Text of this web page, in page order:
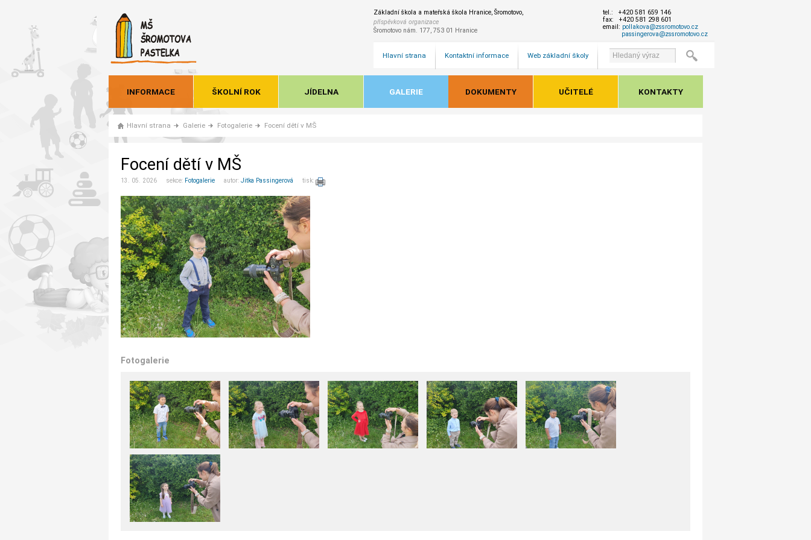
Základní škola a mateřská škola Hranice, Šromotovo,
příspěvková organizace
Šromotovo nám. 177, 753 01 Hranice
tel.: +420 581 659 146
fax: +420 581 298 601
email: pollakova@zssromotovo.cz
passingerova@zssromotovo.cz
Hlavní strana Kontaktní informace Web základní školy
INFORMACE ŠKOLNÍ ROK JÍDELNA GALERIE DOKUMENTY UČITELÉ KONTAKTY
Hlavní strana Galerie Fotogalerie Focení dětí v MŠ
Focení dětí v MŠ
13. 05. 2026 sekce: Fotogalerie autor: Jitka Passingerová tisk:
Fotogalerie